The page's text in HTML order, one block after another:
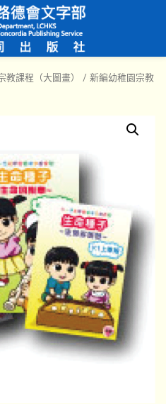
教課程（大圖畫）
/ 新編幼稚園宗教